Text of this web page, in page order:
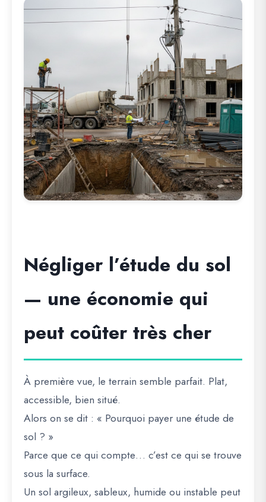
Négliger l’étude du sol
— une économie qui
peut coûter très cher
À première vue, le terrain semble parfait. Plat,
accessible, bien situé.
Alors on se dit : « Pourquoi payer une étude de
sol ? »
Parce que ce qui compte… c’est ce qui se trouve
sous la surface.
Un sol argileux, sableux, humide ou instable peut